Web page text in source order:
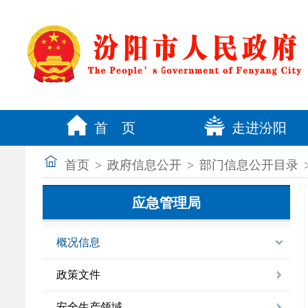
首 页 走进汾阳
首页 > 政府信息公开 > 部门信息公开目录
应急管理局
概况信息
政策文件